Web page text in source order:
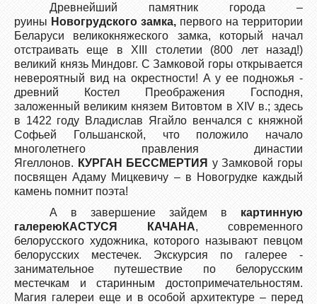
Древнейший памятник города –
руины Новогрудского замка, первого на территории
Беларуси великокняжеского замка, который начал
отстраивать еще в ХIII столетии (800 лет назад!)
великий князь Миндовг. С Замковой горы открывается
невероятный вид на окрестности! А у ее подножья -
древний Костел Преображения Господня,
заложенный великим князем Витовтом в ХIV в.; здесь
в 1422 году Владислав Ягайло венчался с княжной
Софьей Гольшанской, что положило начало
многолетнего правления династии
Ягеллонов. КУРГАН БЕССМЕРТИЯ у Замковой горы
посвящен Адаму Мицкевичу – в Новогрудке каждый
камень помнит поэта!
А в завершение зайдем в картинную
галерею КАСТУСЯ КАЧАНА, современного
белорусского художника, которого называют певцом
белорусских местечек. Экскурсия по галерее -
занимательное путешествие по белорусским
местечкам и старинным достопримечательностям.
Магия галереи еще и в особой архитектуре – перед